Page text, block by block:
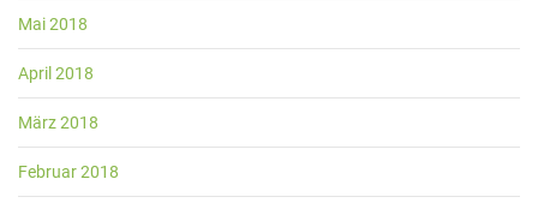
Mai 2018
April 2018
März 2018
Februar 2018